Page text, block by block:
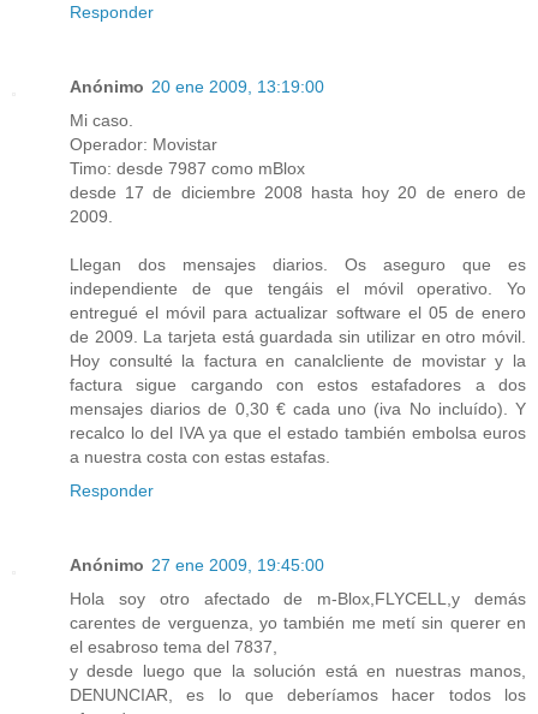
Responder
Anónimo 20 ene 2009, 13:19:00
Mi caso.
Operador: Movistar
Timo: desde 7987 como mBlox
desde 17 de diciembre 2008 hasta hoy 20 de enero de
2009.
Llegan dos mensajes diarios. Os aseguro que es
independiente de que tengáis el móvil operativo. Yo
entregué el móvil para actualizar software el 05 de enero
de 2009. La tarjeta está guardada sin utilizar en otro móvil.
Hoy consulté la factura en canalcliente de movistar y la
factura sigue cargando con estos estafadores a dos
mensajes diarios de 0,30 € cada uno (iva No incluído). Y
recalco lo del IVA ya que el estado también embolsa euros
a nuestra costa con estas estafas.
Responder
Anónimo 27 ene 2009, 19:45:00
Hola soy otro afectado de m-Blox,FLYCELL,y demás
carentes de verguenza, yo también me metí sin querer en
el esabroso tema del 7837,
y desde luego que la solución está en nuestras manos,
DENUNCIAR, es lo que deberíamos hacer todos los